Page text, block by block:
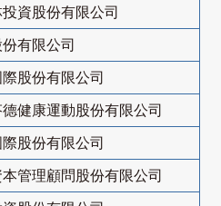
資股份有限公司
有限公司
股份有限公司
健康運動股份有限公司
股份有限公司
管理顧問股份有限公司